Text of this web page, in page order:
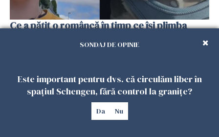
Ce a pățit o româncă în timp ce își plimba
dezbateri aprinseSONDAJ DE OPINIE
Este important pentru dvs. că circulăm liber în
spațiul Schengen, fără control la granițe?
Da Nu